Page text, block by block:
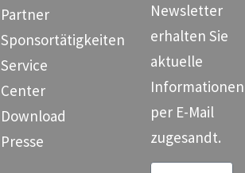
Partner
Sponsortätigkeiten
Service
Center
Download
Presse
Newsletter
erhalten Sie
aktuelle
Informationen
per E-Mail
zugesandt.